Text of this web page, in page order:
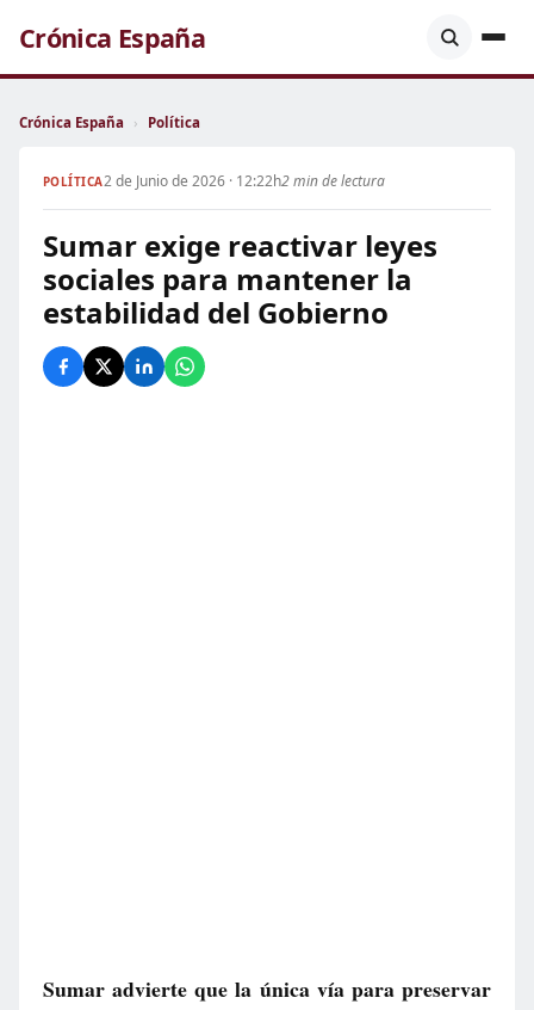
Crónica España
Crónica España › Política
POLÍTICA2 de Junio de 2026 · 12:22h2 min de lectura
Sumar exige reactivar leyes
sociales para mantener la
estabilidad del Gobierno
Sumar advierte que la única vía para preservar